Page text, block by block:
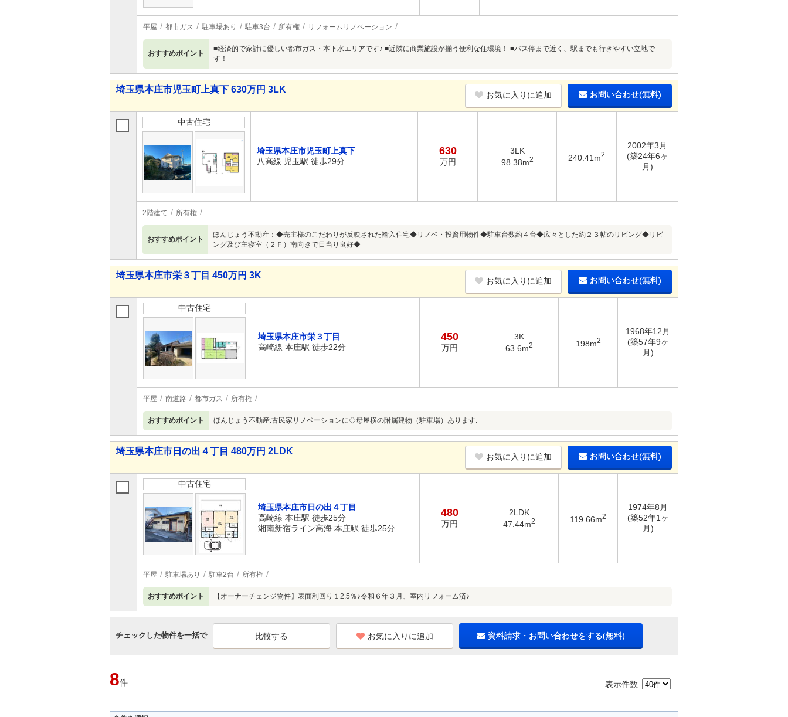
平屋 都市ガス 駐車場あり 駐車3台 所有権 リフォームリノベーション
おすすめポイント
■経済的で家計に優しい都市ガス・本下水エリアです♪ ■近隣に商業施設が揃う便利な住環境！ ■バス停まで近く、駅までも行きやすい立地で
す！
埼玉県本庄市児玉町上真下 630万円 3LK
お気に入りに追加 お問い合わせ(無料)
中古住宅
埼玉県本庄市児玉町上真下
八高線 児玉駅 徒歩29分
630
万円
3LK
98.38m2 240.41m2
2002年3月
(築24年6ヶ
月)
2階建て 所有権
おすすめポイント
ほんじょう不動産：◆売主様のこだわりが反映された輸入住宅◆リノベ・投資用物件◆駐車台数約４台◆広々とした約２３帖のリビング◆リビ
ング及び主寝室（２Ｆ）南向きで日当り良好◆
埼玉県本庄市栄３丁目 450万円 3K
お気に入りに追加 お問い合わせ(無料)
中古住宅
埼玉県本庄市栄３丁目
高崎線 本庄駅 徒歩22分
450
万円
3K
63.6m2 198m2
1968年12月
(築57年9ヶ
月)
平屋 南道路 都市ガス 所有権
おすすめポイント ほんじょう不動産:古民家リノベーションに◇母屋横の附属建物（駐車場）あります.
埼玉県本庄市日の出４丁目 480万円 2LDK
お気に入りに追加 お問い合わせ(無料)
中古住宅
埼玉県本庄市日の出４丁目
高崎線 本庄駅 徒歩25分
湘南新宿ライン高海 本庄駅 徒歩25分
480
万円
2LDK
47.44m2 119.66m2
1974年8月
(築52年1ヶ
月)
平屋 駐車場あり 駐車2台 所有権
おすすめポイント 【オーナーチェンジ物件】表面利回り１2.5％♪令和６年３月、室内リフォーム済♪
チェックした物件を一括で お気に入りに追加 資料請求・お問い合わせをする(無料)
8件 表示件数